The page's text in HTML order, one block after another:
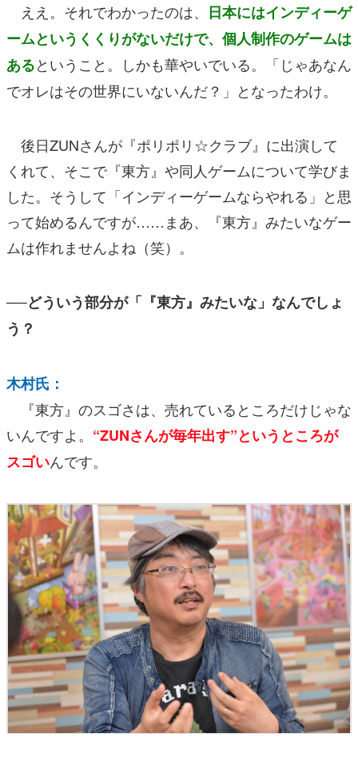
ええ。それでわかったのは、 日本にはインディーゲ
ームというくくりがないだけで、個人制作のゲームは
あるということ。しかも華やいでいる。「じゃあなん
でオレはその世界にいないんだ？」となったわけ。
後日ZUNさんが『ポリポリ☆クラブ』に出演して
くれて、そこで『東方』や同人ゲームについて学びま
した。そうして「インディーゲームならやれる」と思
って始めるんですが……まあ、『東方』みたいなゲー
ムは作れませんよね（笑）。
──どういう部分が「『東方』みたいな」なんでしょ
う？
木村氏：
『東方』のスゴさは、売れているところだけじゃな
いんですよ。 “ZUNさんが毎年出す”というところが
スゴいんです。